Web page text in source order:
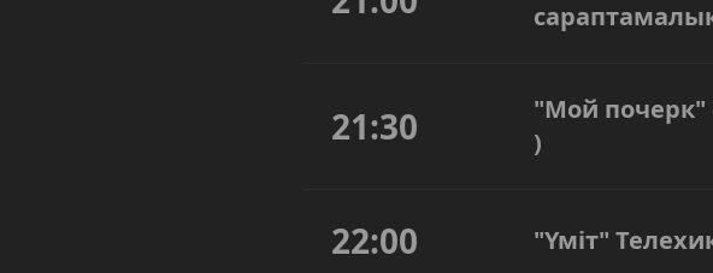
21:30
"Мой
)
22:00 "Үміт"